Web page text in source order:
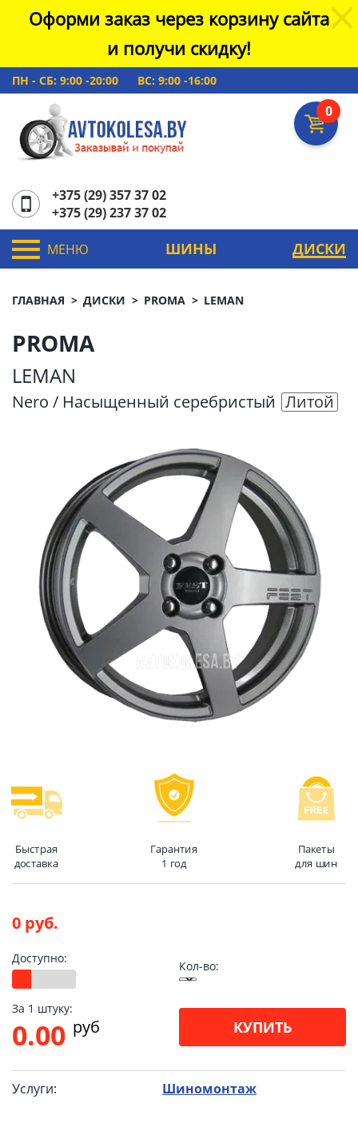
Оформи заказ через корзину сайта
и получи скидку!
ПН - СБ: 9:00 -20:00 ВС: 9:00 -16:00
0
+375 (29) 357 37 02
+375 (29) 237 37 02
МЕНЮ ШИНЫ ДИСКИ
ГЛАВНАЯ ДИСКИ PROMA LEMAN
PROMA
LEMAN
Nero / Насыщенный серебристый Литой
Быстрая
доставка
Гарантия
1 год
Пакеты
для шин
0 руб.
Доступно:
Кол-во:
За 1 штуку:
0.00 pуб КУПИТЬ
Услуги: Шиномонтаж